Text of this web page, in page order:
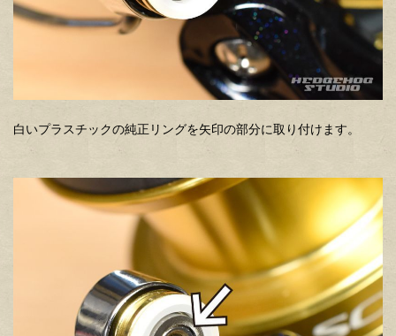
白いプラスチックの純正リングを矢印の部分に取り付けます。